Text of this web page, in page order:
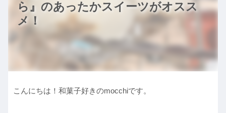
ら』のあったかスイーツがオスス
メ！
こんにちは！和菓子好きのmocchiです。